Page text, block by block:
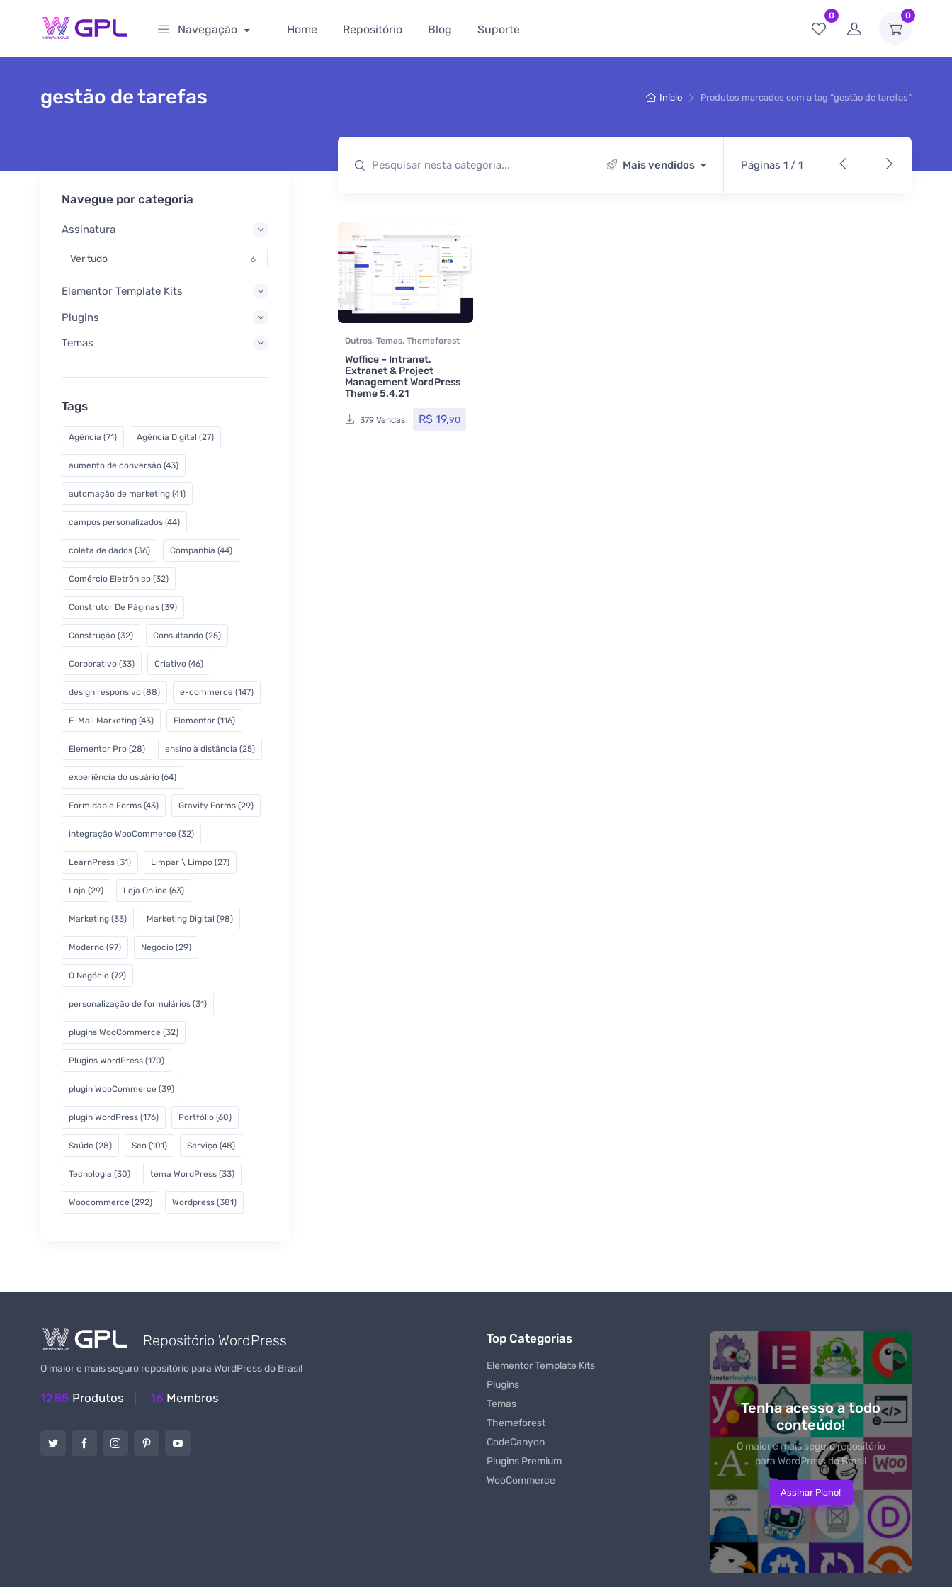
0 0
Navegação Home Repositório Blog Suporte
Início Produtos marcados com a tag “gestão de tarefas”
gestão de tarefas
Mais vendidos Páginas 1 / 1
Outros, Temas, Themeforest
Woffice – Intranet,
Extranet & Project
Management WordPress
Theme 5.4.21
379 Vendas R$19,90
Navegue por categoria
Assinatura
Ver tudo 6
Elementor Template Kits
Plugins
Temas
Tags
Agência (71) Agência Digital (27)
aumento de conversão (43)
automação de marketing (41)
campos personalizados (44)
coleta de dados (36) Companhia (44)
Comércio Eletrônico (32)
Construtor De Páginas (39)
Construção (32) Consultando (25)
Corporativo (33) Criativo (46)
design responsivo (88) e-commerce (147)
E-Mail Marketing (43) Elementor (116)
Elementor Pro (28) ensino à distância (25)
experiência do usuário (64)
Formidable Forms (43) Gravity Forms (29)
integração WooCommerce (32)
LearnPress (31) Limpar \ Limpo (27)
Loja (29) Loja Online (63)
Marketing (33) Marketing Digital (98)
Moderno (97) Negócio (29)
O Negócio (72)
personalização de formulários (31)
plugins WooCommerce (32)
Plugins WordPress (170)
plugin WooCommerce (39)
plugin WordPress (176) Portfólio (60)
Saúde (28) Seo (101) Serviço (48)
Tecnologia (30) tema WordPress (33)
Woocommerce (292) Wordpress (381)
Repositório WordPress
O maior e mais seguro repositório para WordPress do Brasil
1285 Produtos 16 Membros
Top Categorias
Elementor Template Kits
Plugins
Temas
Themeforest
CodeCanyon
Plugins Premium
WooCommerce
Tenha acesso a todo
conteúdo!
O maior e mais seguro repositório
para WordPress do Brasil
Assinar Plano!